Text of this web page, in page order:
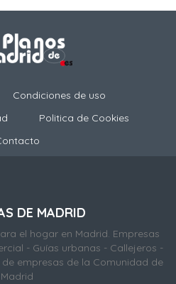
Condiciones de uso
Politica de Cookies
DE MADRID
el hogar en Madrid. Empresas
- Guías urbanas - Callejeros -
empresas de la Comunidad de
Madrid